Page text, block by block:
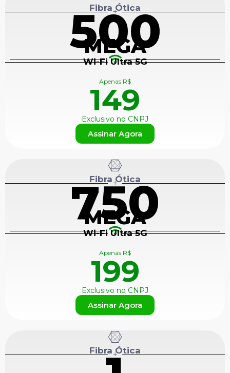
Fibra Ótica
+
500
MEGA
Wi-Fi Ultra 5G
+
Apenas R$
149
Exclusivo no CNPJ
Assinar Agora
Fibra Ótica
+
750
MEGA
Wi-Fi Ultra 5G
+
Apenas R$
199
Exclusivo no CNPJ
Assinar Agora
Fibra Ótica
+